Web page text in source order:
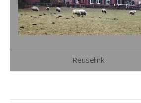
Reuselink